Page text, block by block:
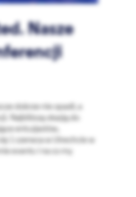
Nasze
dobrze nie opadł, a
Najbliższą okazją do
entuzjastów,
1 czerwca w Utrechcie w
eventu i na co my